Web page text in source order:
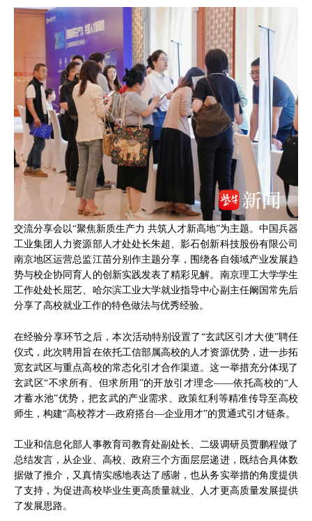
交流分享会以“聚焦新质生产力 共筑人才新高地”为主题。中国兵器
工业集团人力资源部人才处处长朱超、影石创新科技股份有限公司
南京地区运营总监江苗分别作主题分享，围绕各自领域产业发展趋
势与校企协同育人的创新实践发表了精彩见解。南京理工大学学生
工作处处长屈艺、哈尔滨工业大学就业指导中心副主任阚国常先后
分享了高校就业工作的特色做法与优秀经验。
在经验分享环节之后，本次活动特别设置了“玄武区引才大使”聘任
仪式，此次聘用旨在依托工信部属高校的人才资源优势，进一步拓
宽玄武区与重点高校的常态化引才合作渠道。这一举措充分体现了
玄武区“不求所有、但求所用”的开放引才理念——依托高校的“人
才蓄水池”优势，把玄武的产业需求、政策红利等精准传导至高校
师生，构建“高校荐才—政府搭台—企业用才”的贯通式引才链条。
工业和信息化部人事教育司教育处副处长、二级调研员贾鹏程做了
总结发言，从企业、高校、政府三个方面层层递进，既结合具体数
据做了推介，又真情实感地表达了感谢，也从务实举措的角度提供
了支持，为促进高校毕业生更高质量就业、人才更高质量发展提供
了发展思路。